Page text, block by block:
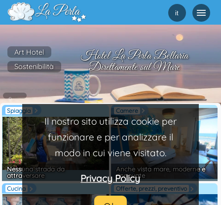
Hotel La Perla Bellaria
Direttamente sul Mare
Art Hotel
Sostenibilità
Spiaggia
Nessuna strada da
attraversare
Camere
Anche vista mare, moderne e
rinnovate
Cucina Offerte, prezzi, preventivo
it
Il nostro sito utilizza cookie per
funzionare e per analizzare il
modo in cui viene visitato.
Privacy Policy